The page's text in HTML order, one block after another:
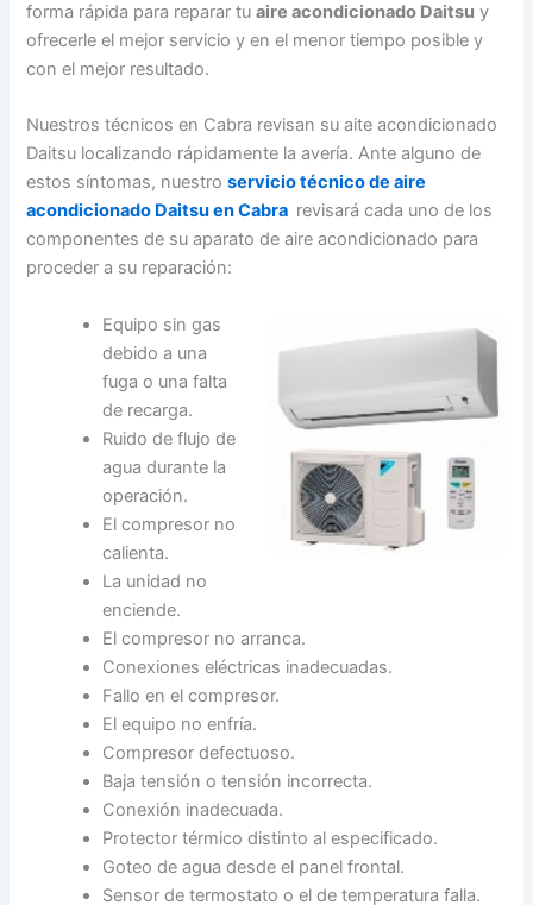
forma rápida para reparar tuaire acondicionado Daitsu y
ofrecerle el mejor servicio y en el menor tiempo posible y
con el mejor resultado.
Nuestros técnicos en Cabra revisan su aite acondicionado
Daitsu localizando rápidamente la avería. Ante alguno de
estos síntomas, nuestroservicio técnico de aire
acondicionado Daitsu en Cabra revisará cada uno de los
componentes de su aparato de aire acondicionado para
proceder a su reparación:
Equipo sin gas
debido a una
fuga o una falta
de recarga.
Ruido de flujo de
agua durante la
operación.
El compresor no
calienta.
La unidad no
enciende.
El compresor no arranca.
Conexiones eléctricas inadecuadas.
Fallo en el compresor.
El equipo no enfría.
Compresor defectuoso.
Baja tensión o tensión incorrecta.
Conexión inadecuada.
Protector térmico distinto al especificado.
Goteo de agua desde el panel frontal.
Sensor de termostato o el de temperatura falla.